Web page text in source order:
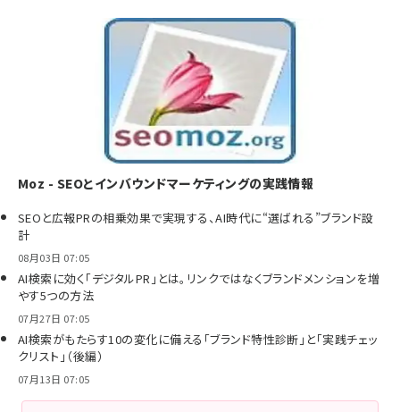
Moz - SEOとインバウンドマーケティングの実践情報
SEOと広報PRの相乗効果で実現する、AI時代に“選ばれる”ブランド設
計
08月03日 07:05
AI検索に効く「デジタルPR」とは。リンクではなくブランドメンションを増
やす5つの方法
07月27日 07:05
AI検索がもたらす10の変化に備える「ブランド特性診断」と「実践チェッ
クリスト」（後編）
07月13日 07:05